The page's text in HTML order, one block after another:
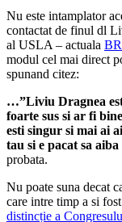
Nu este intamplator
contactat de finul dl
al USLA – actuala
modul cel mai direct
spunand citez:
…”Liviu Dragnea
foarte sus si ar fi
esti singur si mai ai
tau si e pacat sa
probata.
Nu poate suna decat
care intre timp a si fost
distincție a